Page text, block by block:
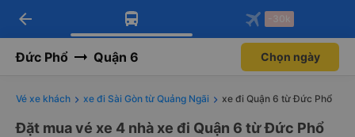
Tải app Vexere ngay!
Nhận ưu đãi thành viên độc
Mở app
Tải app Vexere
-30k/ghế khi đặt vé máy bay qua
Mở app
arrow_back -30k
Đức Phổ Quận 6 Chọn ngày
Vé xe khách xe đi Sài Gòn từ Quảng Ngãi xe đi Quận 6 từ Đức Phổ
Đặt mua vé xe 4 nhà xe đi Quận 6 từ Đức Phổ